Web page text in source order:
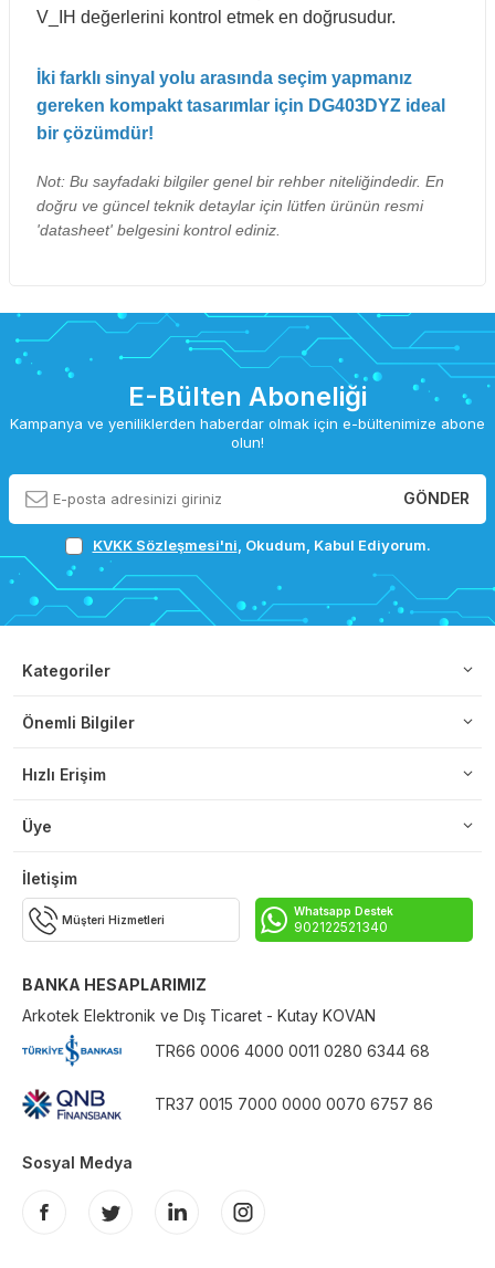
V_IH değerlerini kontrol etmek en doğrusudur.
İki farklı sinyal yolu arasında seçim yapmanız
gereken kompakt tasarımlar için DG403DYZ ideal
bir çözümdür!
Not: Bu sayfadaki bilgiler genel bir rehber niteliğindedir. En
doğru ve güncel teknik detaylar için lütfen ürünün resmi
'datasheet' belgesini kontrol ediniz.
E-Bülten Aboneliği
Kampanya ve yeniliklerden haberdar olmak için e-bültenimize abone
olun!
GÖNDER
KVKK Sözleşmesi'ni , Okudum, Kabul Ediyorum.
Kategoriler
Önemli Bilgiler
Hızlı Erişim
Üye
İletişim
Müşteri Hizmetleri
Whatsapp Destek
902122521340
BANKA HESAPLARIMIZ
Arkotek Elektronik ve Dış Ticaret - Kutay KOVAN
TR66 0006 4000 0011 0280 6344 68
TR37 0015 7000 0000 0070 6757 86
Sosyal Medya